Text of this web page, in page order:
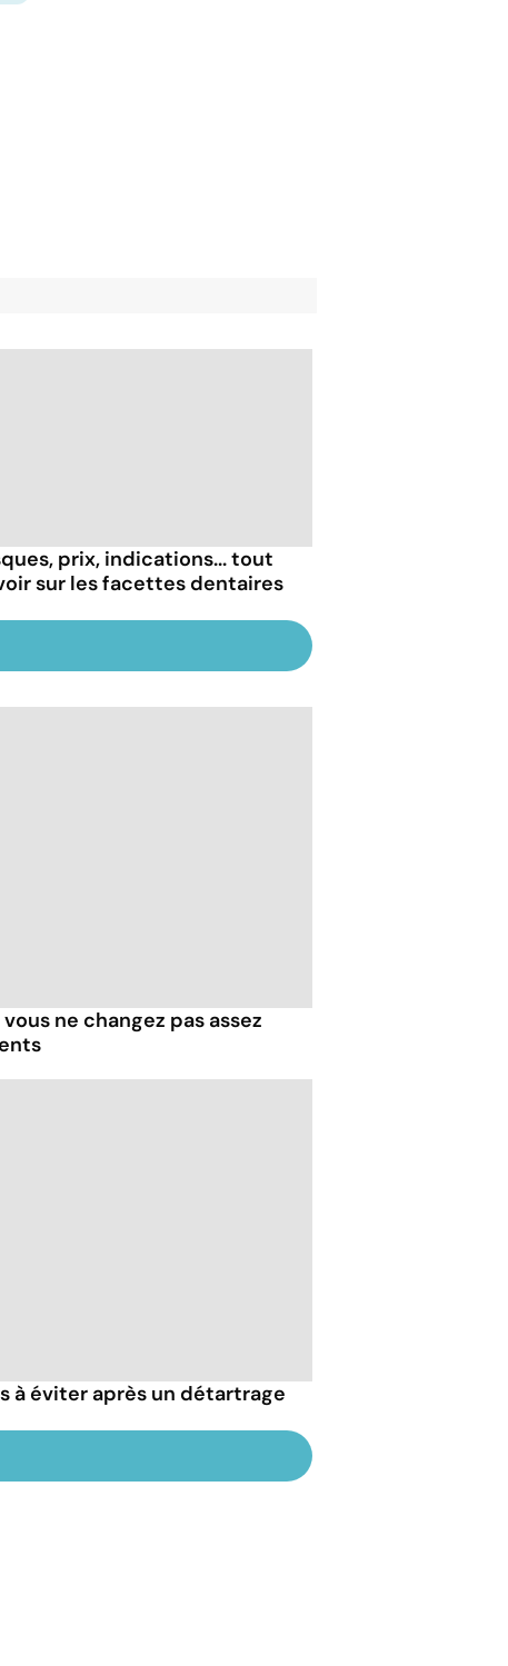
prix, indications... tout
sur les facettes dentaires
ne changez pas assez
à éviter après un détartrage